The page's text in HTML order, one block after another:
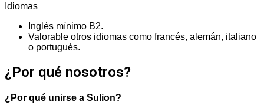
Idiomas
Inglés mínimo B2.
Valorable otros idiomas como francés, alemán, italiano
o portugués.
¿Por qué nosotros?
¿Por qué unirse a Sulion?